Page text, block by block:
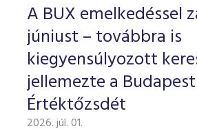
A BUX emelkedéssel
júniust – továbbra is
kiegyensúlyozott
jellemezte a
Értéktőzsdét
2026. júl. 01.